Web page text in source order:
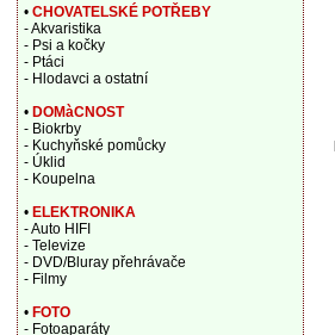
• CHOVATELSKÉ POTŘEBY
- Akvaristika
- Psi a kočky
- Ptáci
- Hlodavci a ostatní
• DOMàCNOST
- Biokrby
- Kuchyňské pomůcky
- Úklid
- Koupelna
• ELEKTRONIKA
- Auto HIFI
- Televize
- DVD/Bluray přehrávače
- Filmy
• FOTO
- Fotoaparáty